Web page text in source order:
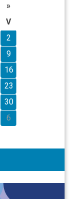
»
V
2
9
16
23
30
6